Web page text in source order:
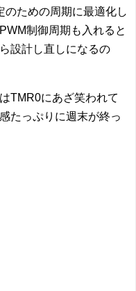
ための周期に最適化し
制御周期も入れると
設計し直しになるの
TMR0にあざ笑われて
たっぷりに週末が終っ